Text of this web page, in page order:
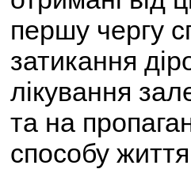
першу чергу
затикання
лікування
та на
способу